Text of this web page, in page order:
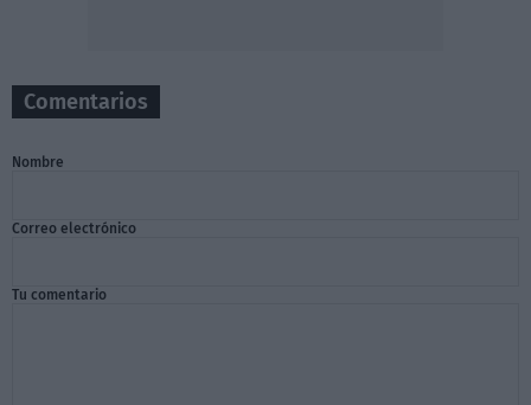
Comentarios
Nombre
Correo electrónico
Tu comentario